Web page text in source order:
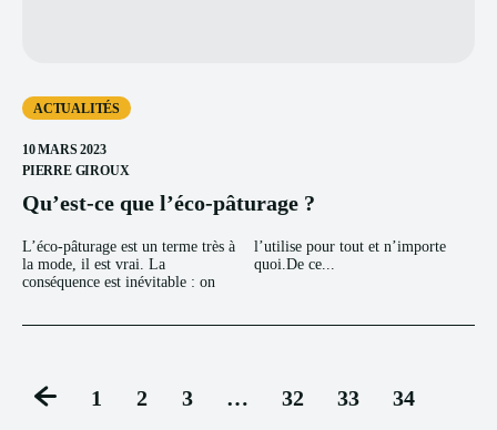
ACTUALITÉS
10 MARS 2023
PIERRE GIROUX
Qu’est-ce que l’éco-pâturage ?
L’éco-pâturage est un terme très à
la mode, il est vrai. La
conséquence est inévitable : on
l’utilise pour tout et n’importe
quoi.De ce...
1 2 3 … 32 33
34